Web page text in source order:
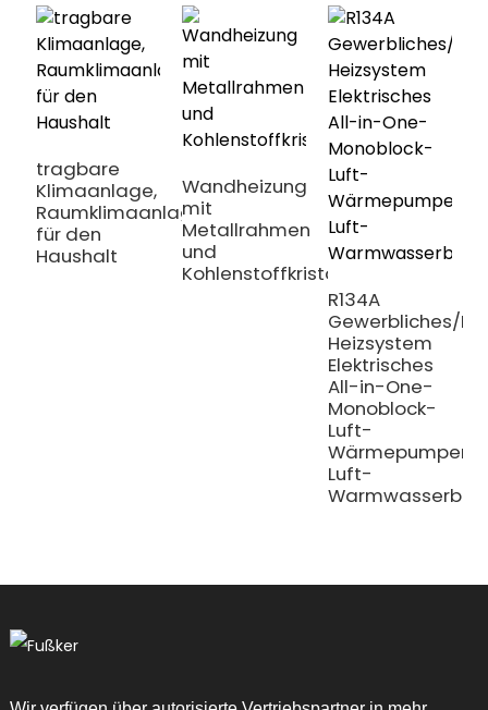
tragbare
Klimaanlage,
Raumklimaanlage
für den
Haushalt
Wandheizung
mit
Metallrahmen
und
Kohlenstoffkristall
R134A
Gewerbliches/
Heizsystem
Elektrisches
All-in-One-
Monoblock-
Luft-
Wärmepumpen-
Luft-